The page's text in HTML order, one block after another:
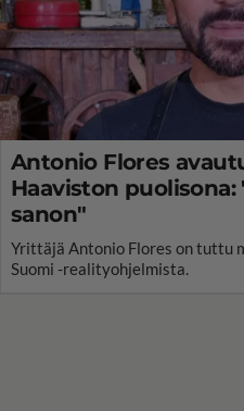
Antonio Flores
Haaviston
sanon"
Yrittäjä Antonio Flores on tuttu
Suomi -realityohjelmista.